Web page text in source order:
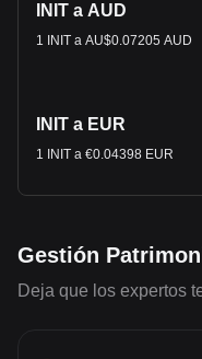
INIT a AUD
1 INIT a AU$0.07205 AUD
INIT a EUR
1 INIT a €0.04398 EUR
Gestión
Deja que los expertos